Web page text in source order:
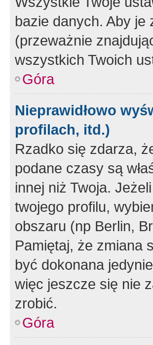
bazie danych. Aby
(przeważnie
wszystkich Twoich
Góra
Nieprawidłowo
profilach, itd.)
Rzadko się zdarza,
podane czasy są
innej niż Twoja.
twojego profilu,
obszaru (np Berlin,
Pamiętaj, że zmiana
być dokonana
więc jeszcze się nie
zrobić.
Góra